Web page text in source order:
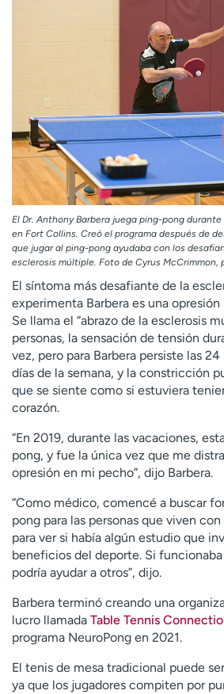
El Dr. Anthony Barbera juega ping-pong
en Fort Collins. Creó el programa después de
que jugar al ping-pong ayudaba con los
esclerosis múltiple. Foto de Cyrus McCrimmon,
El síntoma más desafiante de la
experimenta Barbera es una
Se llama el “abrazo de la esclerosis
personas, la sensación de tensión
vez, pero para Barbera persiste las
días de la semana, y la constricción
que se siente como si estuviera
corazón.
“En 2019, durante las vacaciones,
pong, y fue la única vez que me
opresión en mi pecho”, dijo Barbera.
“Como médico, comencé a buscar
pong para las personas que viven
para ver si había algún estudio que
beneficios del deporte. Si
podría ayudar a otros”, dijo.
Barbera terminó creando una
lucro llamada Table Tennis
programa NeuroPong en 2021.
El tenis de mesa tradicional puede
ya que los jugadores compiten por